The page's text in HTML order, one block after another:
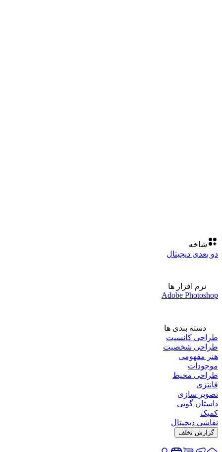
شاخه
دو بعدی دیجیتال
نرم افزار ها
Adobe Photoshop
دسته بندی ها
طراحی کانسپت
طراحی شخصیت
هنر مفهومی
موجودات
طراحی محیط
فانتزی
تصویر سازی
داستان گویی
کمیک
نقاشی دیجیتال
گزارش تخلف